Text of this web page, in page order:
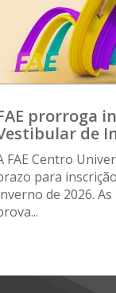
prorroga
de
FAE Centro
para
de 2026.